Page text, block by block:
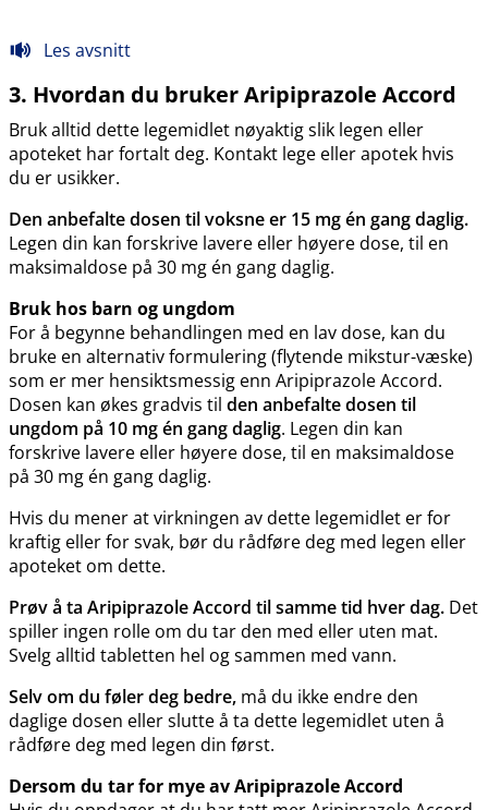
Les avsnitt
3. Hvordan du bruker Aripiprazole Accord
Bruk alltid dette legemidlet nøyaktig slik legen eller
apoteket har fortalt deg. Kontakt lege eller apotek hvis
du er usikker.
Den anbefalte dosen til voksne er 15 mg én gang daglig.
Legen din kan forskrive lavere eller høyere dose, til en
maksimaldose på 30 mg én gang daglig.
Bruk hos barn og ungdom
For å begynne behandlingen med en lav dose, kan du
bruke en alternativ formulering (flytende mikstur-væske)
som er mer hensiktsmessig enn Aripiprazole Accord.
Dosen kan økes gradvis til den anbefalte dosen til
ungdom på 10 mg én gang daglig. Legen din kan
forskrive lavere eller høyere dose, til en maksimaldose
på 30 mg én gang daglig.
Hvis du mener at virkningen av dette legemidlet er for
kraftig eller for svak, bør du rådføre deg med legen eller
apoteket om dette.
Prøv å ta Aripiprazole Accord til samme tid hver dag. Det
spiller ingen rolle om du tar den med eller uten mat.
Svelg alltid tabletten hel og sammen med vann.
Selv om du føler deg bedre, må du ikke endre den
daglige dosen eller slutte å ta dette legemidlet uten å
rådføre deg med legen din først.
Dersom du tar for mye av Aripiprazole Accord